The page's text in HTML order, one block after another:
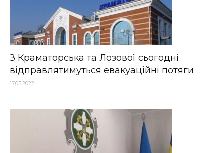
З Краматорська та Лозової сьогодні
відправлятимуться евакуаційні потяги
17.03.2022